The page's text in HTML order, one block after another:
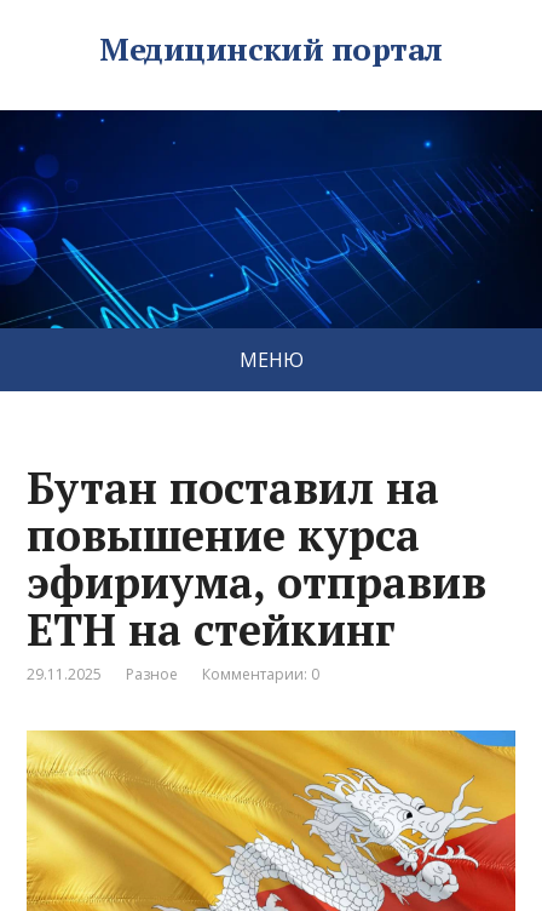
Медицинский портал
МЕНЮ
Бутан поставил на
повышение курса
эфириума, отправив
ETH на стейкинг
29.11.2025 Разное Комментарии: 0